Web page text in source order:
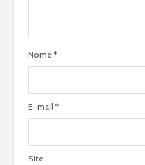
Nome *
E-mail *
Site